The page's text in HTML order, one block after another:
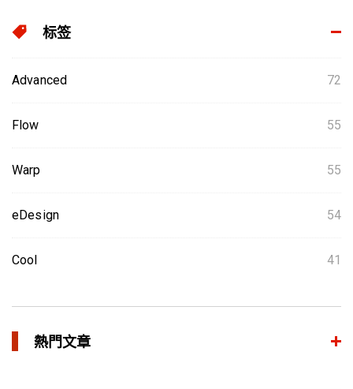
标签
Advanced 72
Flow 55
Warp 55
eDesign 54
Cool 41
熱門文章